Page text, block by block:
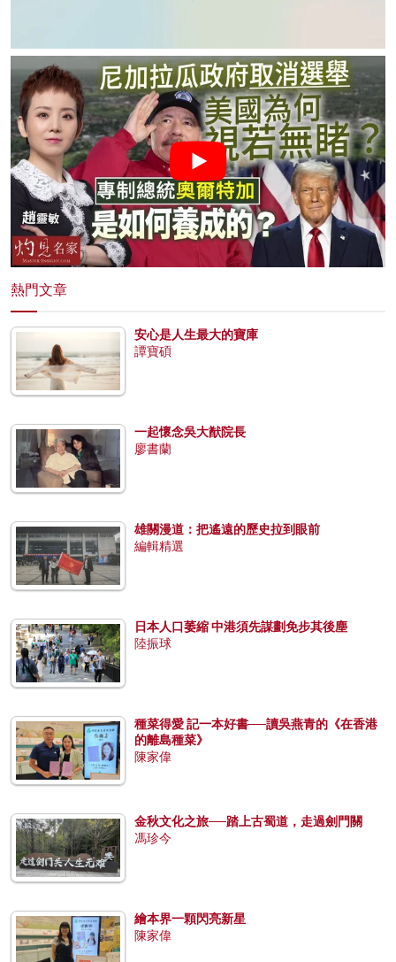
熱門文章
安心是人生最大的寶庫
譚寶碩
一起懷念吳大猷院長
廖書蘭
雄關漫道：把遙遠的歷史拉到眼前
編輯精選
日本人口萎縮 中港須先謀劃免步其後塵
陸振球
種菜得愛 記一本好書──讀吳燕青的《在香港
的離島種菜》
陳家偉
金秋文化之旅──踏上古蜀道，走過劍門關
馮珍今
繪本界一顆閃亮新星
陳家偉